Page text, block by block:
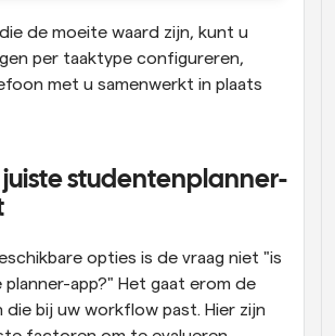
de moeite waard zijn, kunt u
per taaktype configureren,
met u samenwerkt in plaats
juiste studentenplanner-
opties is de vraag niet "is
planner-app?" Het gaat erom de
die bij uw workflow past. Hier zijn